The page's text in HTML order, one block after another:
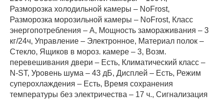
Разморозка холодильной камеры – NoFrost,
Разморозка морозильной камеры – NoFrost, Класс
энергопотребления – А, Мощность замораживания – 3
кг/24ч, Управление – Электронное, Материал полок –
Стекло, Ящиков в мороз. камере – 3, Возм.
перевешивания двери – Есть, Климатический класс –
N-ST, Уровень шума – 43 дБ, Дисплей – Есть, Режим
суперохлаждения – Есть, Время сохранения
температуры без электричества – 17 ч., Сигнализация